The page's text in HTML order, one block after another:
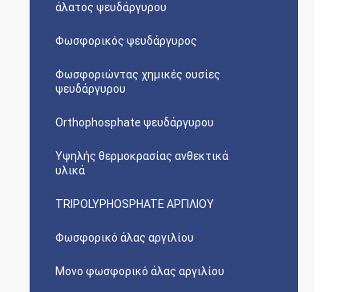
άλατος ψευδάργυρου
Φωσφορικός ψευδάργυρος
Φωσφοριώντας χημικές ουσίες
ψευδάργυρου
Orthophosphate ψευδάργυρου
Υψηλής θερμοκρασίας ανθεκτικά
υλικά
TRIPOLYPHOSPHATE ΑΡΓΙΛΙΟΥ
Φωσφορικό άλας αργιλίου
Μονο φωσφορικό άλας αργιλίου